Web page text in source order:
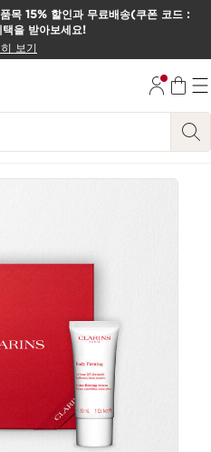
목 15% 할인과 무료배송(쿠폰 코드 :
을 받아보세요!
보기